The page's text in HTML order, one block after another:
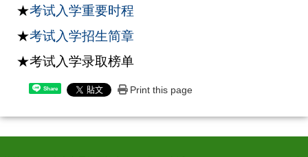
★考试入学重要时程
★考试入学招生简章
★考试入学录取榜单
Share Print this page